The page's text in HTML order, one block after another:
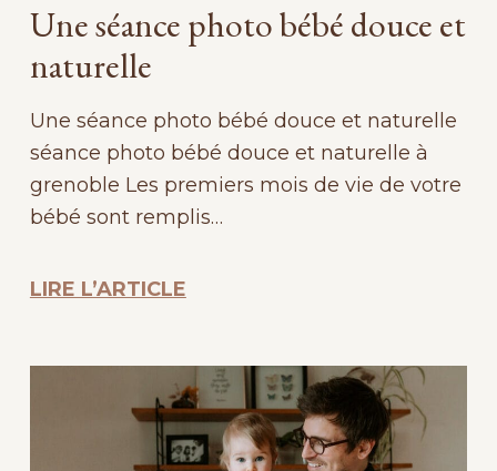
Une séance photo bébé douce et
naturelle
Une séance photo bébé douce et naturelle
séance photo bébé douce et naturelle à
grenoble Les premiers mois de vie de votre
bébé sont remplis…
LIRE L’ARTICLE